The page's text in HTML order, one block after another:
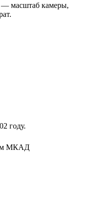
— масштаб камеры,
году.
МКАД